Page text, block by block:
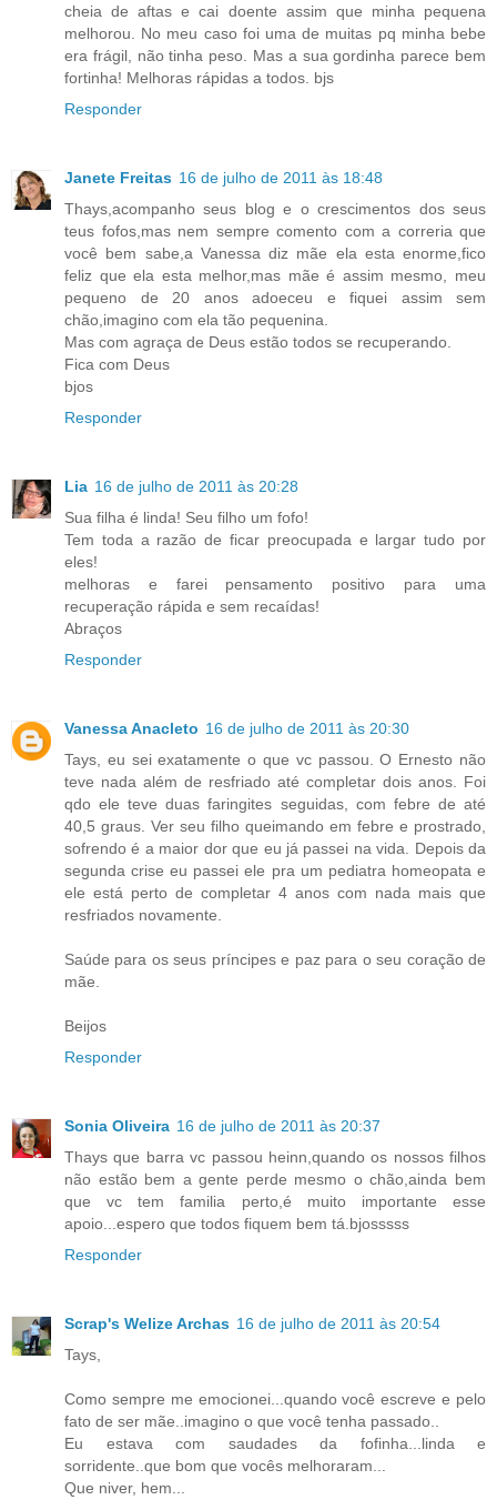
cheia de aftas e cai doente assim que minha pequena
melhorou. No meu caso foi uma de muitas pq minha bebe
era frágil, não tinha peso. Mas a sua gordinha parece bem
fortinha! Melhoras rápidas a todos. bjs
Responder
Janete Freitas 16 de julho de 2011 às 18:48
Thays,acompanho seus blog e o crescimentos dos seus
teus fofos,mas nem sempre comento com a correria que
você bem sabe,a Vanessa diz mãe ela esta enorme,fico
feliz que ela esta melhor,mas mãe é assim mesmo, meu
pequeno de 20 anos adoeceu e fiquei assim sem
chão,imagino com ela tão pequenina.
Mas com agraça de Deus estão todos se recuperando.
Fica com Deus
bjos
Responder
Lia 16 de julho de 2011 às 20:28
Sua filha é linda! Seu filho um fofo!
Tem toda a razão de ficar preocupada e largar tudo por
eles!
melhoras e farei pensamento positivo para uma
recuperação rápida e sem recaídas!
Abraços
Responder
Vanessa Anacleto 16 de julho de 2011 às 20:30
Tays, eu sei exatamente o que vc passou. O Ernesto não
teve nada além de resfriado até completar dois anos. Foi
qdo ele teve duas faringites seguidas, com febre de até
40,5 graus. Ver seu filho queimando em febre e prostrado,
sofrendo é a maior dor que eu já passei na vida. Depois da
segunda crise eu passei ele pra um pediatra homeopata e
ele está perto de completar 4 anos com nada mais que
resfriados novamente.
Saúde para os seus príncipes e paz para o seu coração de
mãe.
Beijos
Responder
Sonia Oliveira 16 de julho de 2011 às 20:37
Thays que barra vc passou heinn,quando os nossos filhos
não estão bem a gente perde mesmo o chão,ainda bem
que vc tem familia perto,é muito importante esse
apoio...espero que todos fiquem bem tá.bjosssss
Responder
Scrap's Welize Archas 16 de julho de 2011 às 20:54
Tays,
Como sempre me emocionei...quando você escreve e pelo
fato de ser mãe..imagino o que você tenha passado..
Eu estava com saudades da fofinha...linda e
sorridente..que bom que vocês melhoraram...
Que niver, hem...